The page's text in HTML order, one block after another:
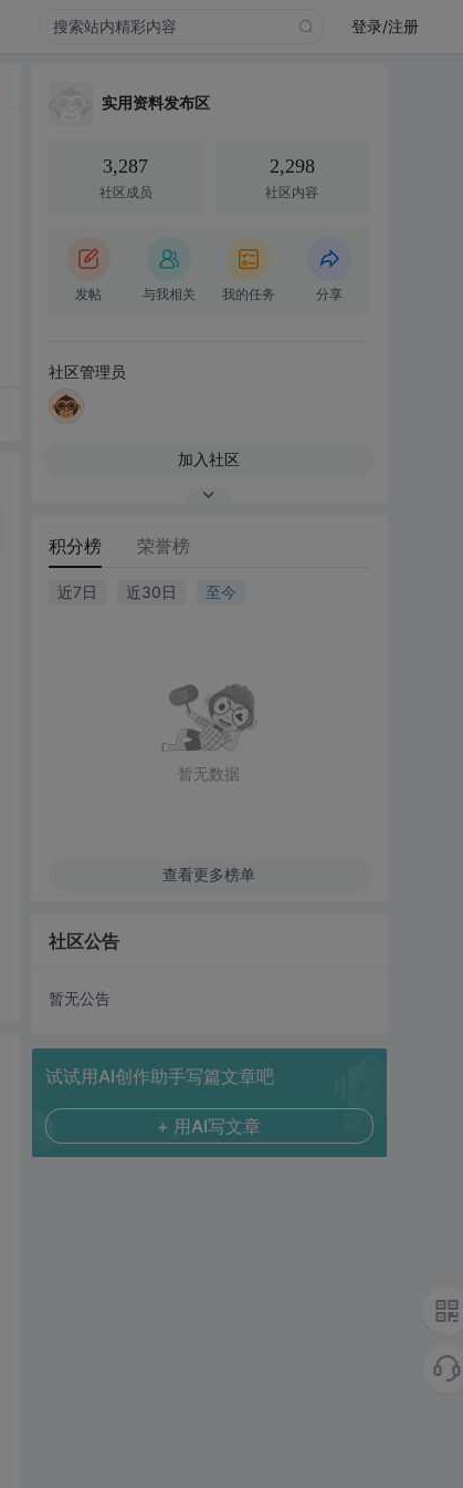
登录/注册
实用资料发布区
3,287
社区成员
2,298
社区内容
发帖 与我相关 我的任务 分享
社区管理员
加入社区
积分榜 荣誉榜
近7日 近30日 至今
暂无数据
查看更多榜单
社区公告
暂无公告
试试用AI创作助手写篇文章吧
+ 用AI写文章